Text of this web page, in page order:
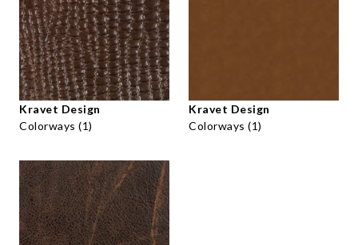
Kravet Design
Colorways (1)
Kravet Design
Colorways (1)